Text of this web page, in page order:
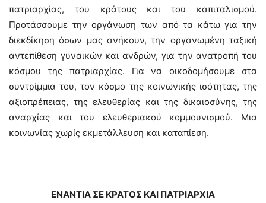
πατριαρχίας, του κράτους και του καπιταλισμού.
Προτάσσουμε την οργάνωση των από τα κάτω για την
διεκδίκηση όσων μας ανήκουν, την οργανωμένη ταξική
αντεπίθεση γυναικών και ανδρών, για την ανατροπή του
κόσμου της πατριαρχίας. Για να οικοδομήσουμε στα
συντρίμμια του, τον κόσμο της κοινωνικής ισότητας, της
αξιοπρέπειας, της ελευθερίας και της δικαιοσύνης, της
αναρχίας και του ελευθεριακού κομμουνισμού. Μια
κοινωνίας χωρίς εκμετάλλευση και καταπίεση.
ΕΝΑΝΤΙΑ ΣΕ ΚΡΑΤΟΣ ΚΑΙ ΠΑΤΡΙΑΡΧΙΑ